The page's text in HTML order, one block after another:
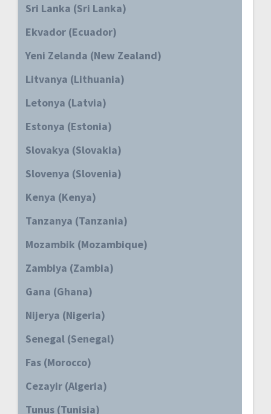
Sri Lanka (Sri Lanka)
Ekvador (Ecuador)
Yeni Zelanda (New Zealand)
Litvanya (Lithuania)
Letonya (Latvia)
Estonya (Estonia)
Slovakya (Slovakia)
Slovenya (Slovenia)
Kenya (Kenya)
Tanzanya (Tanzania)
Mozambik (Mozambique)
Zambiya (Zambia)
Gana (Ghana)
Nijerya (Nigeria)
Senegal (Senegal)
Fas (Morocco)
Cezayir (Algeria)
Tunus (Tunisia)